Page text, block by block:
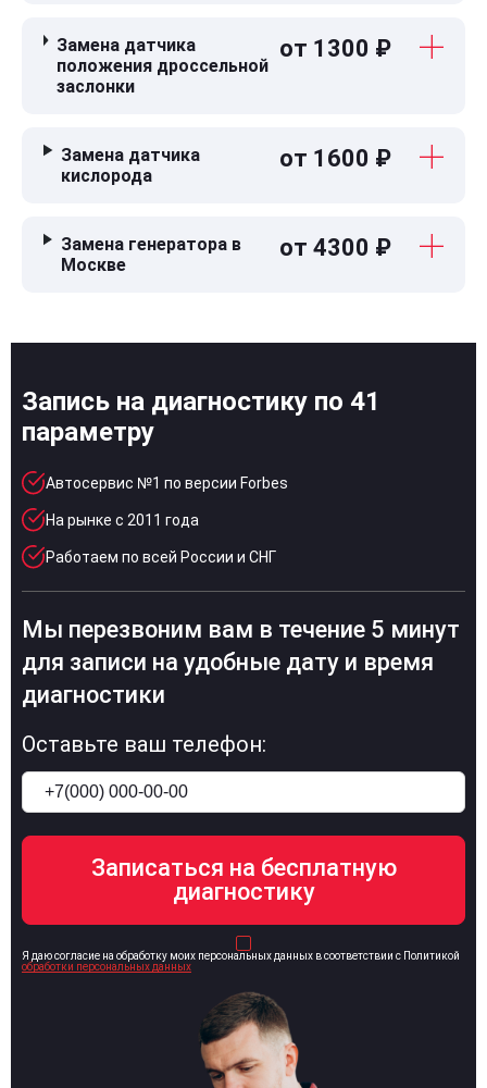
Замена датчика
положения дроссельной
заслонки
от 1300 ₽
Замена датчика
кислорода
от 1600 ₽
Замена генератора в
Москве
от 4300 ₽
Запись на диагностику по 41
параметру
Автосервис №1 по версии Forbes
На рынке с 2011 года
Работаем по всей России и СНГ
Мы перезвоним вам в течение 5 минут
для записи на удобные дату и время
диагностики
Оставьте ваш телефон:
Я даю согласие на обработку моих персональных данных в соответствии с Политикой
обработки персональных данных